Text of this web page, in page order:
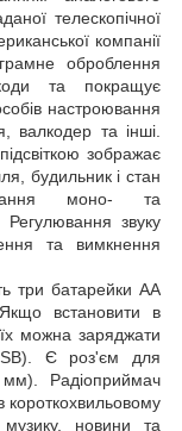
телескопічної
компанії
оброблення
та покращує
настроювання
валкодер та інші.
зображає
будильник і стан
моно- та
Регулювання звуку
та вимкнення
три батарейки АА
встановити в
можна заряджати
Є роз'єм для
Радіоприймач
короткохвильовому
новини та